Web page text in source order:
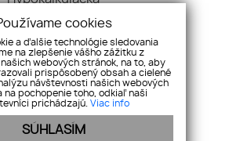
Blog
Cookies
Kontakt
Nehnuteľnosti
Referencie
Ochrana OÚ
Pravidlá súťaže
cookies
a ďalšie technológie sledovania
na zlepšenie vášho zážitku z
webových stránok, na to, aby
prispôsobený obsah a cielené
návštevnosti našich webových
na pochopenie toho, odkiaľ naši
prichádzajú. Viac info
SÚHLASÍM